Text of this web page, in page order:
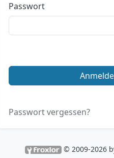
Passwort
Passwort vergessen?
© 2009-2026